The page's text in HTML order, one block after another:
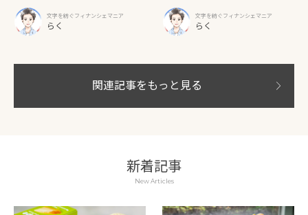
シェ ドゥ ラ リジェール） 五
条大橋の傍らで出会う。焼き
たてバターが「じゅわじゅ
文字を紡ぐフィナンシェマニア
らく
点「京銘茶 茶游堂」の抹茶フ
ィナンシェ文字を紡ぐフィナンシェマニア
らく
関連記事をもっと見る
新着記事
New Articles